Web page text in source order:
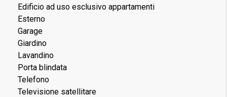
Edificio ad uso esclusivo appartamenti
Esterno
Garage
Giardino
Lavandino
Porta blindata
Telefono
Televisione satellitare